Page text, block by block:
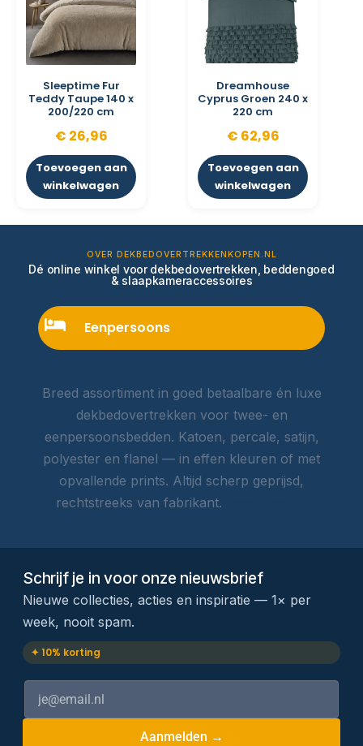
Sleeptime Fur
Teddy Taupe 140 x
200/220 cm
€ 26,96
Toevoegen aan
winkelwagen
Dreamhouse
Cyprus Groen 240 x
220 cm
€ 62,96
Toevoegen aan
winkelwagen
OVER DEKBEDOVERTREKKENKOPEN.NL
Dé online winkel voor dekbedovertrekken, beddengoed
& slaapkameraccessoires
Eenpersoons
Breed assortiment in goed betaalbare én luxe
dekbedovertrekken voor twee- en
eenpersoonsbedden. Katoen, percale, satijn,
polyester en flanel — in effen kleuren of met
opvallende prints. Altijd scherp geprijsd,
rechtstreeks van fabrikant.
Schrijf je in voor onze nieuwsbrief
Nieuwe collecties, acties en inspiratie — 1× per
week, nooit spam.
✦ 10% korting
Aanmelden →